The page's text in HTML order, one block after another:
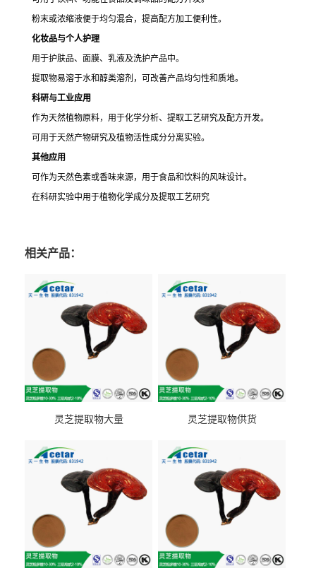
粉末或浓缩液便于均匀混合，提高配方加工便利性。
化妆品与个人护理
用于护肤品、面膜、乳液及洗护产品中。
提取物易溶于水和醇类溶剂，可改善产品均匀性和质地。
科研与工业应用
作为天然植物原料，用于化学分析、提取工艺研究及配方开发。
可用于天然产物研究及植物活性成分分离实验。
其他应用
可作为天然色素或香味来源，用于食品和饮料的风味设计。
在科研实验中用于植物化学成分及提取工艺研究
相关产品：
灵芝提取物大量 灵芝提取物供货